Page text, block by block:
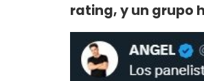
rating, y un grupo